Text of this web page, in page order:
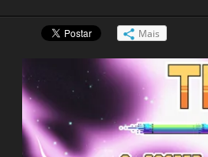
Mais